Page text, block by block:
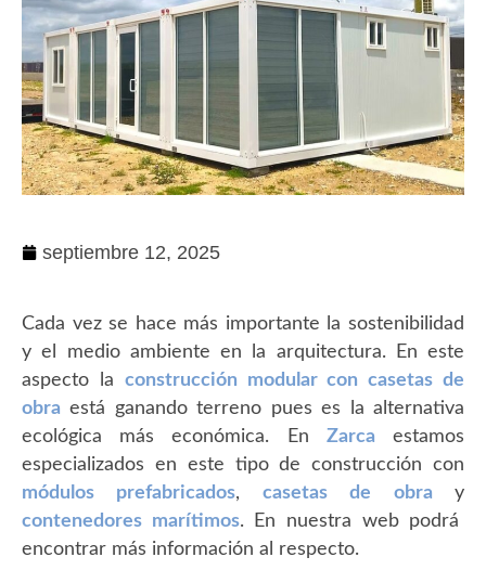
septiembre 12, 2025
Cada vez se hace más importante la sostenibilidad
y el medio ambiente en la arquitectura. En este
aspecto la construcción modular con casetas de
obra está ganando terreno pues es la alternativa
ecológica más económica. En Zarca estamos
especializados en este tipo de construcción con
módulos prefabricados, casetas de obray
contenedores marítimos. En nuestra web podrá
encontrar más información al respecto.